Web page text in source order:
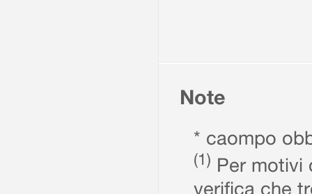
Note
* caompo
(1) Per motivi
verifica che